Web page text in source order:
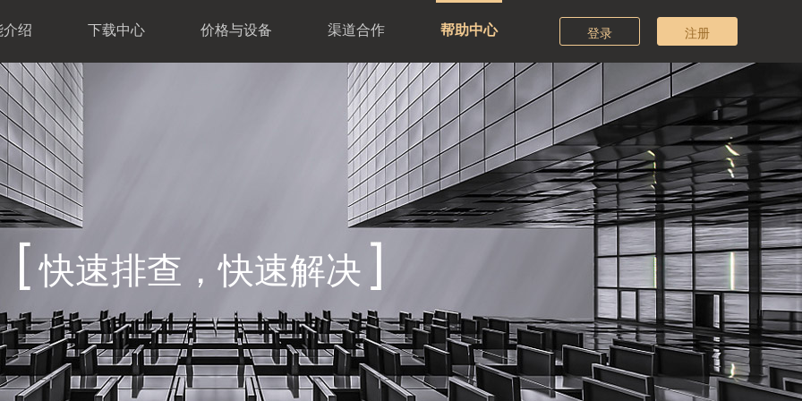
介绍 下载中心 价格与设备 渠道合作 帮助中心 登录 注册
快速排查，快速解决